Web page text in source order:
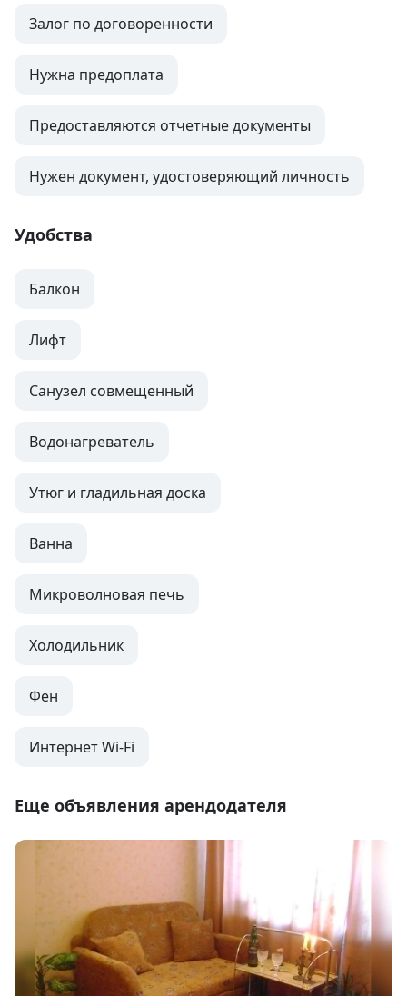
Залог по договоренности
Нужна предоплата
Предоставляются отчетные документы
Нужен документ, удостоверяющий личность
Удобства
Балкон
Лифт
Санузел совмещенный
Водонагреватель
Утюг и гладильная доска
Ванна
Микроволновая печь
Холодильник
Фен
Интернет Wi-Fi
Еще объявления арендодателя